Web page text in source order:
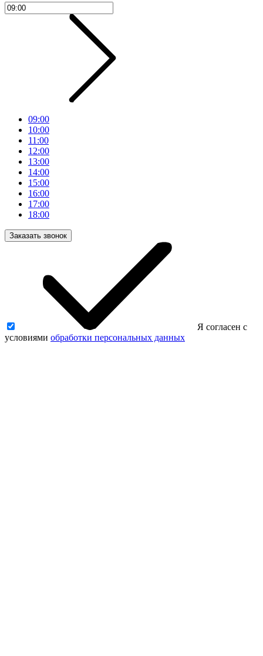
09:00
10:00
11:00
12:00
13:00
14:00
15:00
16:00
17:00
18:00
Заказать звонок
Я согласен с
условиями обработки персональных данных